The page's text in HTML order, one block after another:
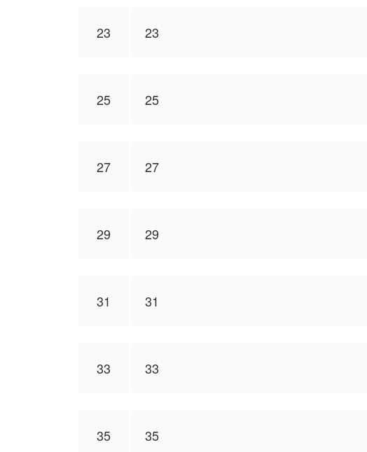
23 23
25 25
27 27
29 29
31 31
33 33
35 35